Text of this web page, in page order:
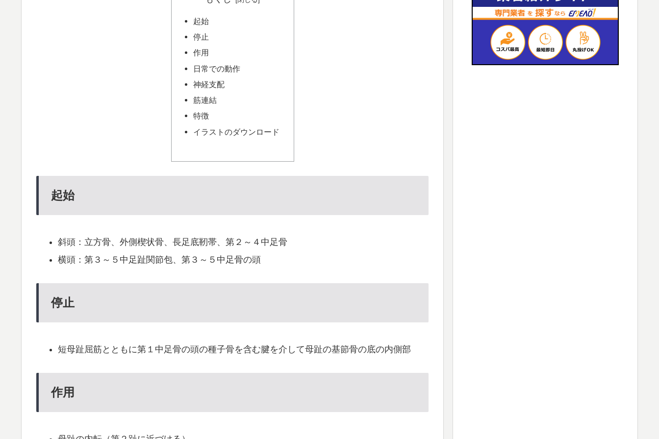
起始
停止
作用
日常での動作
神経支配
筋連結
特徴
イラストのダウンロード
起始
斜頭：立方骨、外側楔状骨、長足底靭帯、第２～４中足骨
横頭：第３～５中足趾関節包、第３～５中足骨の頭
停止
短母趾屈筋とともに第１中足骨の頭の種子骨を含む腱を介して母趾の基節骨の底の内側部
作用